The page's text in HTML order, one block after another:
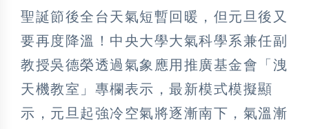
聖誕節後全台天氣短暫回暖，但元旦後又
要再度降溫！中央大學大氣科學系兼任副
教授吳德榮透過氣象應用推廣基金會「洩
天機教室」專欄表示，最新模式模擬顯
示，元旦起強冷空氣將逐漸南下，氣溫漸